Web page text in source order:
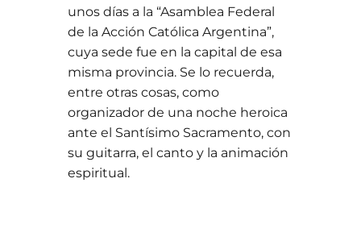
unos días a la “Asamblea Federal
de la Acción Católica Argentina”,
cuya sede fue en la capital de esa
misma provincia. Se lo recuerda,
entre otras cosas, como
organizador de una noche heroica
ante el Santísimo Sacramento, con
su guitarra, el canto y la animación
espiritual.